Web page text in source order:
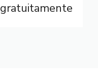
gratuitamente